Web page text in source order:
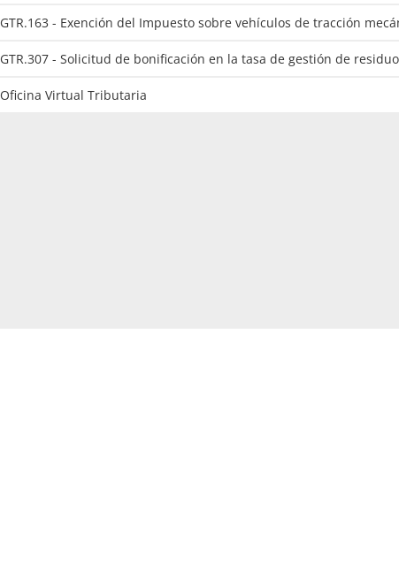
GTR.163 - Exención del Impuesto sobre vehículos de tracción
GTR.307 - Solicitud de bonificación en la tasa de gestión de
Oficina Virtual Tributaria